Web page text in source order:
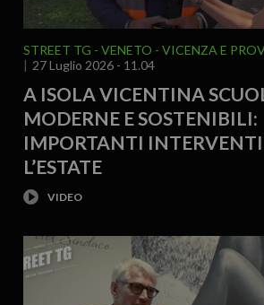
STREET TG VENETO
VICENZA E
27 Luglio 2026 - 11.04
A ISOLA VICENTINA
MODERNE E SOSTENIBILI:
IMPORTANTI
L’ESTATE